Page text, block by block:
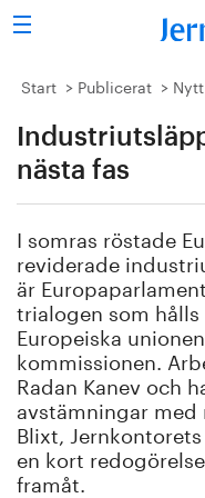
Sök
Stålindustrin
Vision 2050
Energi/miljö
Vi tycker
Publicerat
Bildbank
Om oss
Start Publicerat
nästa fas
I somras röstade
reviderade
är
trialogen som hålls
Europeiska
kommissionen.
Radan Kanev och
avstämningar med
Blixt,
en kort
framåt.